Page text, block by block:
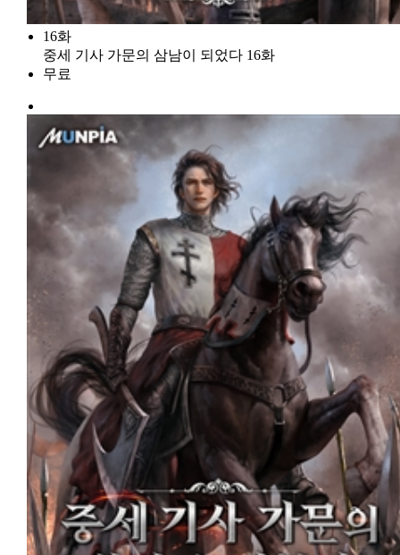
16화
중세 기사 가문의 삼남이 되었다 16화
무료